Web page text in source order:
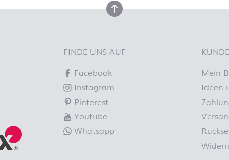
nach oben
FINDE UNS AUF
Facebook
Instagram
Pinterest
Youtube
Whatsapp
Mein
Ideen